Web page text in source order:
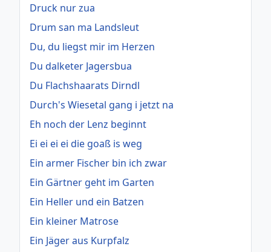
Druck nur zua
Drum san ma Landsleut
Du, du liegst mir im Herzen
Du dalketer Jagersbua
Du Flachshaarats Dirndl
Durch's Wiesetal gang i jetzt na
Eh noch der Lenz beginnt
Ei ei ei ei die goaß is weg
Ein armer Fischer bin ich zwar
Ein Gärtner geht im Garten
Ein Heller und ein Batzen
Ein kleiner Matrose
Ein Jäger aus Kurpfalz